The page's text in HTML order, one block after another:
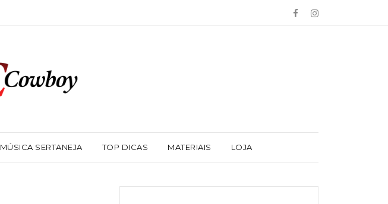
MÚSICA SERTANEJA TOP DICAS MATERIAIS LOJA